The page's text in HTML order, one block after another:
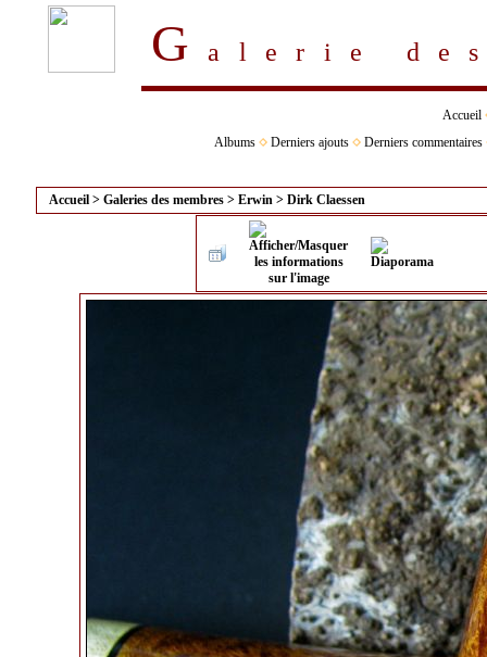
Galerie
Accueil
Albums
Derniers ajouts Derniers commentaires
Accueil > Galeries des membres > Erwin > Dirk Claessen